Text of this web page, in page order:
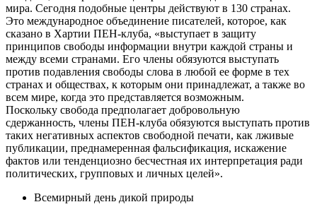
мира. Сегодня подобные центры действуют в 130 странах.
Это международное объединение писателей, которое, как
сказано в Хартии ПЕН-клуба, «выступает в защиту
принципов свободы информации внутри каждой страны и
между всеми странами. Eго члены обязуются выступать
против подавления свободы слова в любой ее форме в тех
странах и обществах, к которым они принадлежат, а также во
всем мире, когда это представляется возможным.
Поскольку свобода предполагает добровольную
сдержанность, члены ПЕН-клуба обязуются выступать против
таких негативных аспектов свободной печати, как лживые
публикации, преднамеренная фальсификация, искажение
фактов или тенденциозно бесчестная их интерпретация ради
политических, групповых и личных целей».
Всемирный день дикой природы